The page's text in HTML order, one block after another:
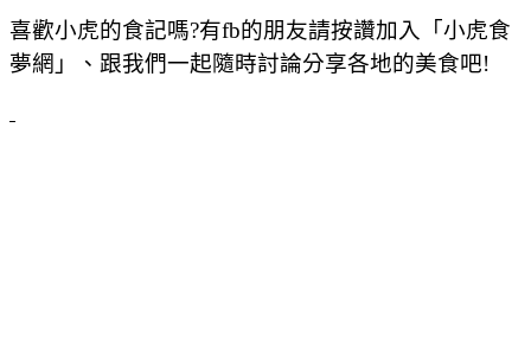
喜歡小虎的食記嗎?有fb的朋友請按讚加入「小虎食
夢網」、跟我們一起隨時討論分享各地的美食吧!